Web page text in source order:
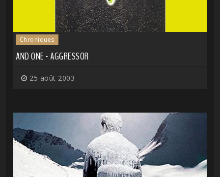
Chroniques
AND ONE - AGGRESSOR
25 août 2003